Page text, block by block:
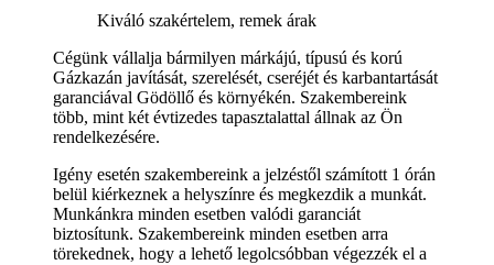
Kiváló szakértelem, remek árak
Cégünk vállalja bármilyen márkájú, típusú és korú
Gázkazán javítását, szerelését, cseréjét és karbantartását
garanciával Gödöllő és környékén. Szakembereink
több, mint két évtizedes tapasztalattal állnak az Ön
rendelkezésére.
Igény esetén szakembereink a jelzéstől számított 1 órán
belül kiérkeznek a helyszínre és megkezdik a munkát.
Munkánkra minden esetben valódi garanciát
biztosítunk. Szakembereink minden esetben arra
törekednek, hogy a lehető legolcsóbban végezzék el a